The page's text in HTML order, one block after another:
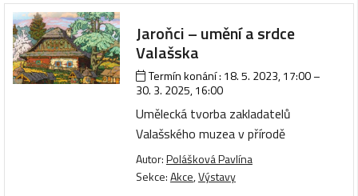
Jaroňci – umění a srdce
Valašska
Termín konání : 18. 5. 2023, 17:00–
30. 3. 2025, 16:00
Umělecká tvorba zakladatelů
Valašského muzea v přírodě
Autor:Polášková Pavlína
Sekce:Akce,Výstavy